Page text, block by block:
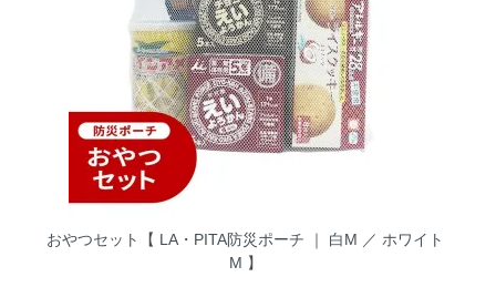
おやつセット【 LA・PITA防災ポーチ ｜ 白M ／ ホワイト
M 】